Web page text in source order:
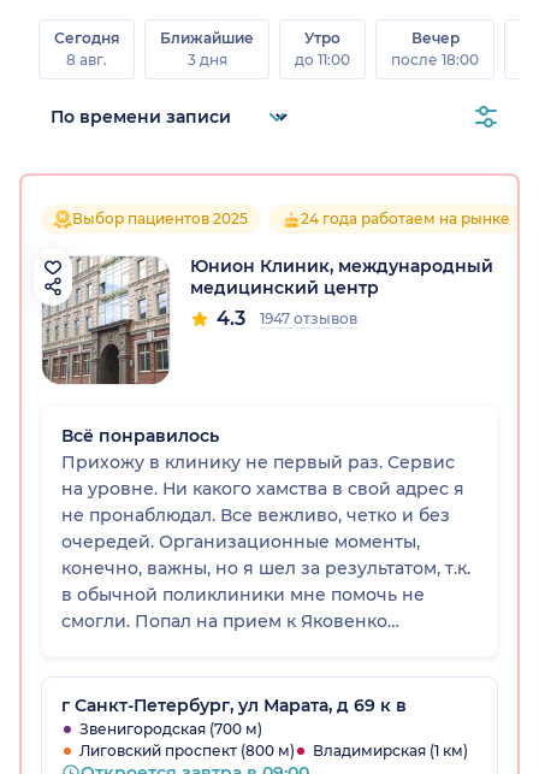
Сегодня
8 авг.
Ближайшие
3 дня
Утро
до 11:00
Вечер
после 18:00
Выбор пациентов 2025 24 года работаем на рынке
Юнион Клиник, международный
медицинский центр
4.3 1947 отзывов
Всё понравилось
Прихожу в клинику не первый раз. Сервис
на уровне. Ни какого хамства в свой адрес я
не пронаблюдал. Все вежливо, четко и без
очередей. Организационные моменты,
конечно, важны, но я шел за результатом, т.к.
в обычной поликлиники мне помочь не
смогли. Попал на прием к Яковенко
компетентный врач. Чувствуется, что
человеку не все равно, и если
рекомендуются дополнительные услуги
клиники (анализы, например), то это
г Санкт-Петербург, ул Марата, д 69 к в
Звенигородская (700 м)
Лиговский проспект (800 м)
Владимирская (1 км)